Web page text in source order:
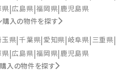
県 広島県 福岡県 鹿児島県
購入の物件を探す
玉県 千葉県 愛知県 岐阜県 三重県
県 広島県 福岡県 鹿児島県
入の物件を探す